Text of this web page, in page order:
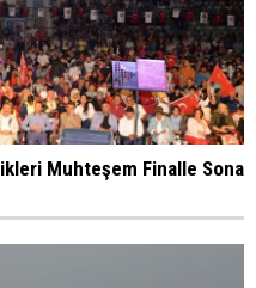
Muhteşem Finalle Sona